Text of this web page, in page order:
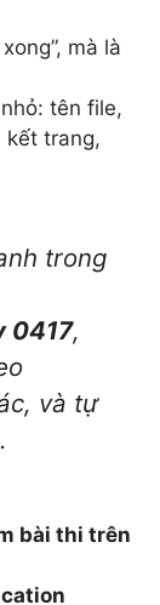
mà là
tên file,
kết trang,
trong
0417,
và tự
bài thi trên